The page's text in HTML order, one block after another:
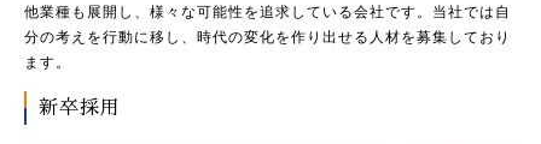
他業種も展開し、様々な可能性を追求している会社です。当社では自
分の考えを行動に移し、時代の変化を作り出せる人材を募集しており
ます。
新卒採用